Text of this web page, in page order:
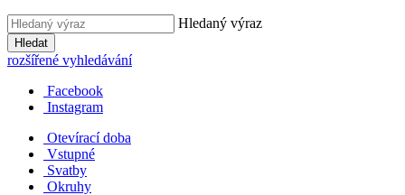
Hledaný výraz
Hledat
rozšířené vyhledávání
Facebook
Instagram
Otevírací doba
Vstupné
Svatby
Okruhy